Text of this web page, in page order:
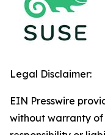
Legal Disclaimer:
EIN Presswire
without warranty of